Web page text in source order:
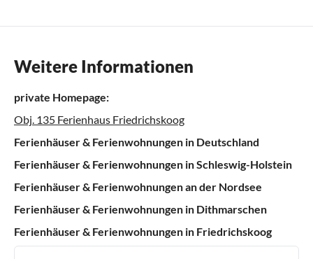
Weitere Informationen
private Homepage:
Obj. 135 Ferienhaus Friedrichskoog
Ferienhäuser & Ferienwohnungen in Deutschland
Ferienhäuser & Ferienwohnungen in Schleswig-Holstein
Ferienhäuser & Ferienwohnungen an der Nordsee
Ferienhäuser & Ferienwohnungen in Dithmarschen
Ferienhäuser & Ferienwohnungen in Friedrichskoog